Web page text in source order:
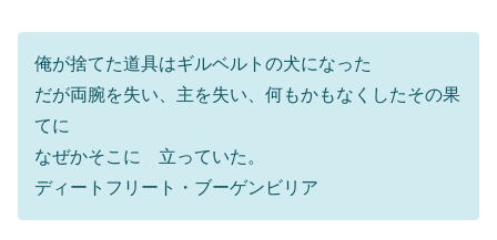
俺が捨てた道具はギルベルトの犬になった
だが両腕を失い、主を失い、何もかもなくしたその果
てに
なぜかそこに 立っていた。
ディートフリート・ブーゲンビリア